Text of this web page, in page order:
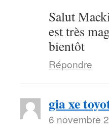
Salut
est très
bientôt
Répondre
gia xe
6 novembre